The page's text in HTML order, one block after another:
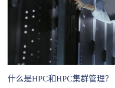
什么是HPC和HPC集群管理？